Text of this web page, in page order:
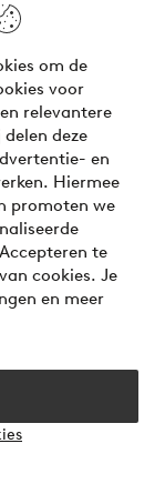
om de
voor
relevantere
deze
en
Hiermee
promoten we
te
cookies. Je
en meer
is here!
?